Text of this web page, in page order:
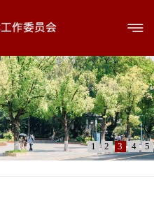
1 2 3 4 5